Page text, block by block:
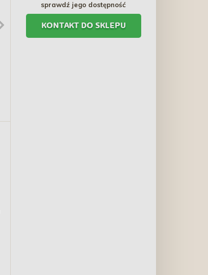
sprawdź jego dostępność
KONTAKT DO SKLEPU